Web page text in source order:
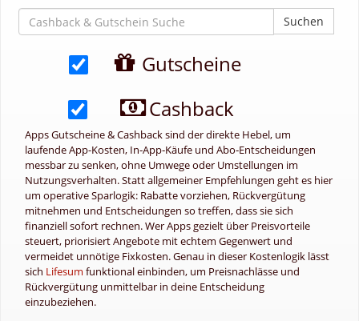
Suchen
Gutscheine
Cashback
Apps Gutscheine & Cashback sind der direkte Hebel, um
laufende App-Kosten, In‑App‑Käufe und Abo‑Entscheidungen
messbar zu senken, ohne Umwege oder Umstellungen im
Nutzungsverhalten. Statt allgemeiner Empfehlungen geht es hier
um operative Sparlogik: Rabatte vorziehen, Rückvergütung
mitnehmen und Entscheidungen so treffen, dass sie sich
finanziell sofort rechnen. Wer Apps gezielt über Preisvorteile
steuert, priorisiert Angebote mit echtem Gegenwert und
vermeidet unnötige Fixkosten. Genau in dieser Kostenlogik lässt
sich Lifesum funktional einbinden, um Preisnachlässe und
Rückvergütung unmittelbar in deine Entscheidung
einzubeziehen.